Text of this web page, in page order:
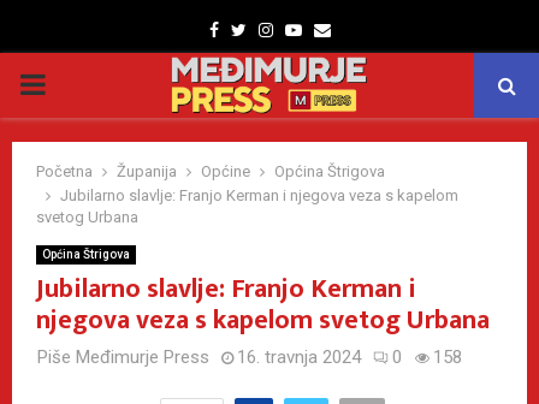
Facebook
TwitterInstagram
Youtube
Email
PRIMARY
MENU
Početna Županija Općine
Općina Štrigova
Jubilarno slavlje: Franjo Kerman i njegova veza s kapelom
svetog Urbana
Općina Štrigova
Jubilarno slavlje: Franjo Kerman i
njegova veza s kapelom svetog Urbana
Piše Međimurje Press 16. travnja 2024 0 158